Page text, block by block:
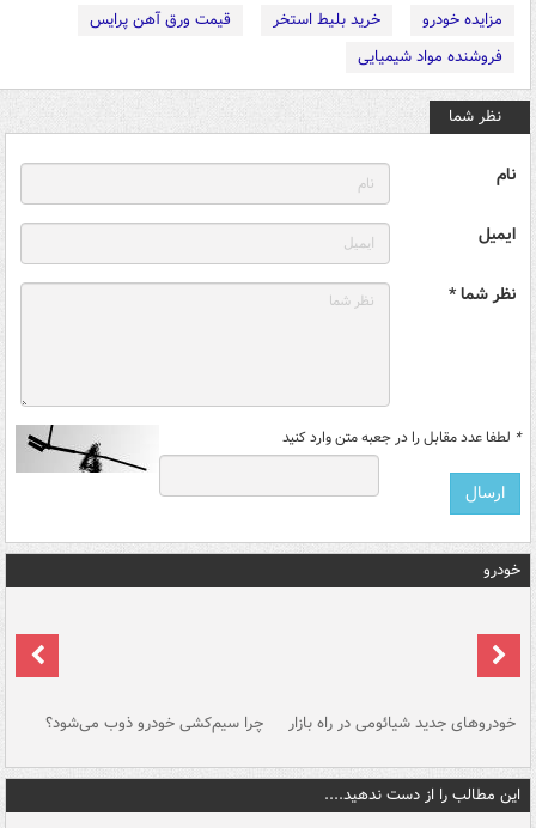
مزایده خودرو
خرید بلیط استخر
قیمت ورق آهن پرایس
فروشنده مواد شیمیایی
نظر شما
نام
ایمیل
نظر شما *
* لطفا عدد مقابل را در جعبه متن وارد کنید
خودرو
خودروهای جدید شیائومی در راه بازار چرا سیم‌کشی خودرو ذوب می‌شود؟
این مطالب را از دست ندهید....